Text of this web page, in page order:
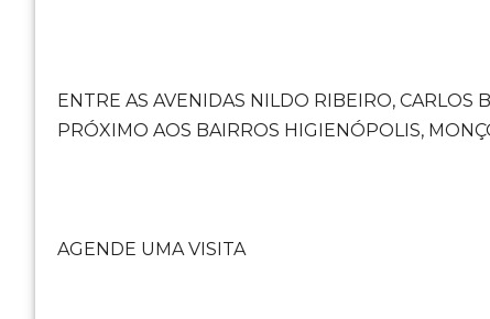
ENTRE AS AVENIDAS NILDO RIBEIRO,
PRÓXIMO AOS BAIRROS HIGIENÓPOLIS,
AGENDE UMA VISITA